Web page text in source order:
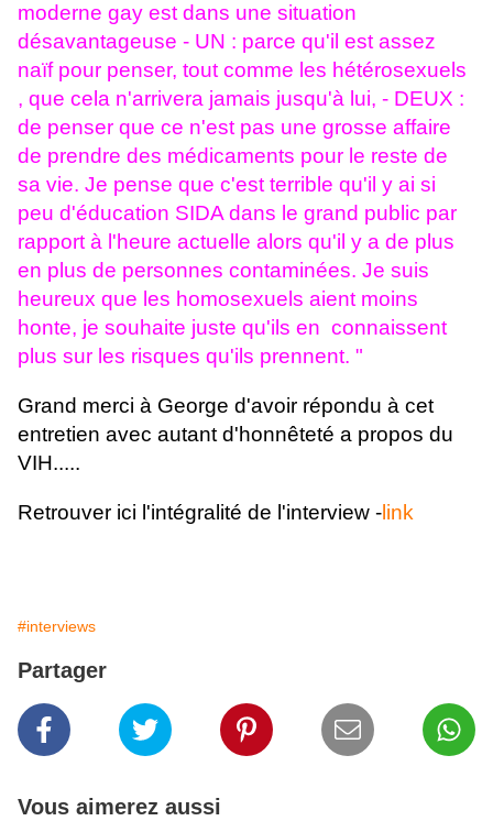
moderne gay est dans une situation
désavantageuse - UN : parce qu'il est assez
naïf pour penser, tout comme les hétérosexuels
, que cela n'arrivera jamais jusqu'à lui, - DEUX :
de penser que ce n'est pas une grosse affaire
de prendre des médicaments pour le reste de
sa vie. Je pense que c'est terrible qu'il y ai si
peu d'éducation SIDA dans le grand public par
rapport à l'heure actuelle alors qu'il y a de plus
en plus de personnes contaminées. Je suis
heureux que les homosexuels aient moins
honte, je souhaite juste qu'ils en connaissent
plus sur les risques qu'ils prennent. "
Grand merci à George d'avoir répondu à cet
entretien avec autant d'honnêteté a propos du
VIH.....
Retrouver ici l'intégralité de l'interview - link
#interviews
Partager
Vous aimerez aussi